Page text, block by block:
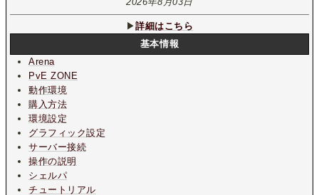
▶詳細はこちら
基本情報
Arena
PvE ZONE
動作環境
購入方法
環境設定
グラフィック設定
サーバー接続
操作の説明
シェルパ
チュートリアル